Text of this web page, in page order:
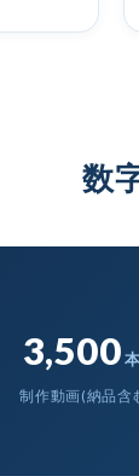
数
3,500
制作動画(納品含